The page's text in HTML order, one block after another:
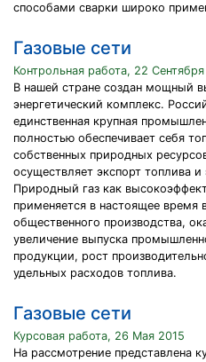
способами сварки широко
Газовые сети
Контрольная работа, 22
В нашей стране создан мощный
энергетический комплекс.
единственная крупная
полностью обеспечивает себя
собственных природных
осуществляет экспорт топлива и
Природный газ как
применяется в настоящее время
общественного производства,
увеличение выпуска
продукции, рост
удельных расходов топлива.
Газовые сети
Курсовая работа, 26 Мая 2015
На рассмотрение представлена